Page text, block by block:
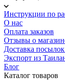
Инструкции по
О нас
Оплата заказов
Отзывы о
Доставка
Экспорт из
Блог
Каталог товаров